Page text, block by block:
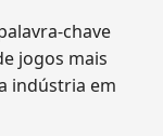
chave
jogos mais
indústria em